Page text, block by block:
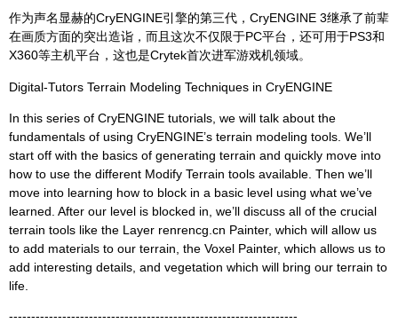
作为声名显赫的CryENGINE引擎的第三代，CryENGINE 3继承了前辈
在画质方面的突出造诣，而且这次不仅限于PC平台，还可用于PS3和
X360等主机平台，这也是Crytek首次进军游戏机领域。
Digital-Tutors Terrain Modeling Techniques in CryENGINE
In this series of CryENGINE tutorials, we will talk about the
fundamentals of using CryENGINE’s terrain modeling tools. We’ll
start off with the basics of generating terrain and quickly move into
how to use the different Modify Terrain tools available. Then we’ll
move into learning how to block in a basic level using what we’ve
learned. After our level is blocked in, we’ll discuss all of the crucial
terrain tools like the Layer renrencg.cn Painter, which will allow us
to add materials to our terrain, the Voxel Painter, which allows us to
add interesting details, and vegetation which will bring our terrain to
life.
-----------------------------------------------------------------